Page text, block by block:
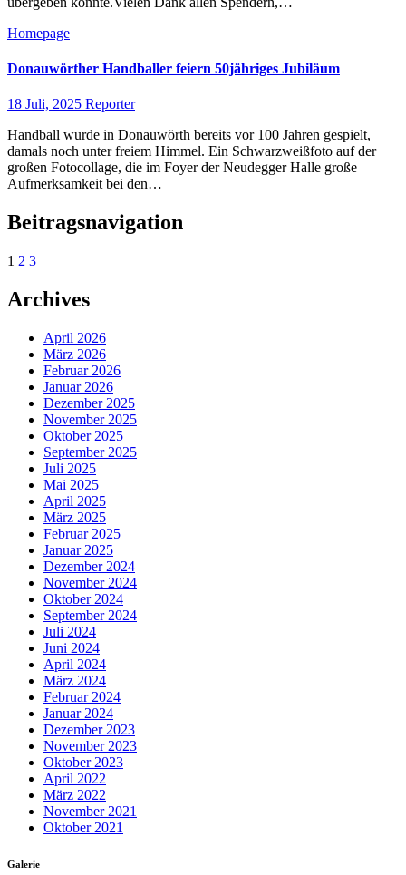
Homepage
Donauwörther Handballer feiern 50jähriges Jubiläum
18 Juli, 2025 Reporter
Handball wurde in Donauwörth bereits vor 100 Jahren gespielt,
damals noch unter freiem Himmel. Ein Schwarzweißfoto auf der
großen Fotocollage, die im Foyer der Neudegger Halle große
Aufmerksamkeit bei den…
Beitragsnavigation
1 2 3
Archives
April 2026
März 2026
Februar 2026
Januar 2026
Dezember 2025
November 2025
Oktober 2025
September 2025
Juli 2025
Mai 2025
April 2025
März 2025
Februar 2025
Januar 2025
Dezember 2024
November 2024
Oktober 2024
September 2024
Juli 2024
Juni 2024
April 2024
März 2024
Februar 2024
Januar 2024
Dezember 2023
November 2023
Oktober 2023
April 2022
März 2022
November 2021
Oktober 2021
Galerie